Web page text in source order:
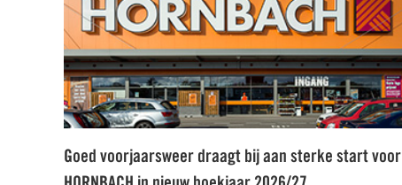
Goed voorjaarsweer draagt bij aan sterke start voor